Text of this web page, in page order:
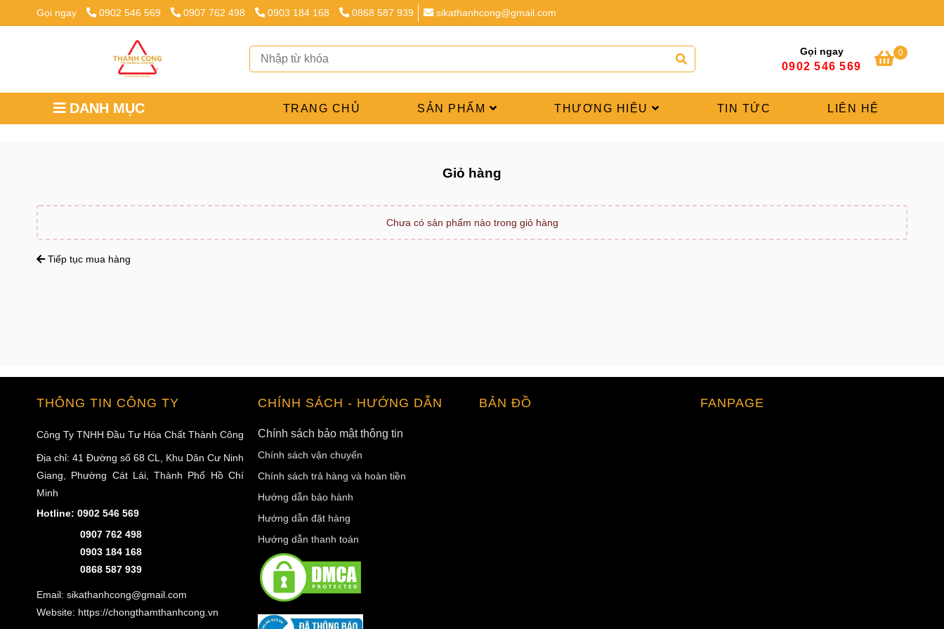
Gọi ngay 0902 546 569 0907 762 498 0903 184 168 0868 587 939 sikathanhcong@gmail.com
Gọi ngay
0902 546 569
0
DANH MỤC TRANG CHỦ SẢN PHẨM THƯƠNG HIỆU TIN TỨC LIÊN HỆ
Giỏ hàng
Chưa có sản phẩm nào trong giỏ hàng
Tiếp tục mua hàng
THÔNG TIN CÔNG TY
Công Ty TNHH Đầu Tư Hóa Chất Thành Công
Địa chỉ: 41 Đường số 68 CL, Khu Dân Cư Ninh
Giang, Phường Cát Lái, Thành Phố Hồ Chí
Minh
Hotline: 0902 546 569
0907 762 498
0903 184 168
0868 587 939
Email: sikathanhcong@gmail.com
Website: https://chongthamthanhcong.vn
CHÍNH SÁCH - HƯỚNG DẪN
Chính sách bảo mật thông tin
Chính sách vận chuyển
Chính sách trả hàng và hoàn tiền
Hướng dẫn bảo hành
Hướng dẫn đặt hàng
Hướng dẫn thanh toán
BẢN ĐỒ FANPAGE